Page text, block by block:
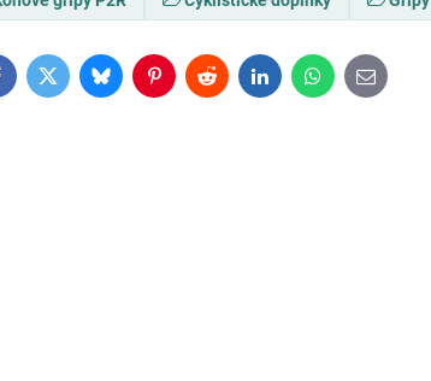
TwitterBlueskyPinterestRedditLinkedInWhatsApp
E-
mail